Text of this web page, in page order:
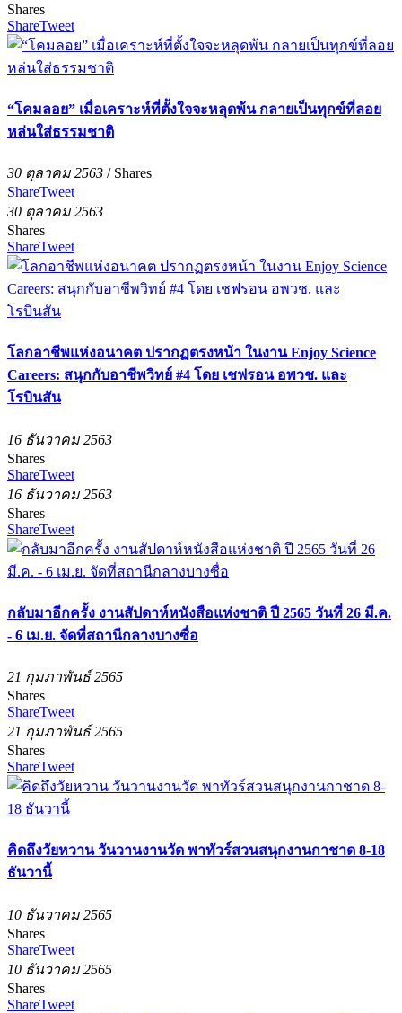
Shares
ShareTweet
“โคมลอย” เมื่อเคราะห์ที่ตั้งใจจะหลุดพ้น กลายเป็นทุกข์ที่ลอย
หล่นใส่ธรรมชาติ
30 ตุลาคม 2563 / Shares
ShareTweet
30 ตุลาคม 2563
Shares
ShareTweet
โลกอาชีพแห่งอนาคต ปรากฏตรงหน้า ในงาน Enjoy Science
Careers: สนุกกับอาชีพวิทย์ #4 โดย เชฟรอน อพวช. และ
โรบินสัน
16 ธันวาคม 2563
Shares
ShareTweet
16 ธันวาคม 2563
Shares
ShareTweet
กลับมาอีกครั้ง งานสัปดาห์หนังสือแห่งชาติ ปี 2565 วันที่ 26 มี.ค.
- 6 เม.ย. จัดที่สถานีกลางบางซื่อ
21 กุมภาพันธ์ 2565
Shares
ShareTweet
21 กุมภาพันธ์ 2565
Shares
ShareTweet
คิดถึงวัยหวาน วันวานงานวัด พาทัวร์สวนสนุกงานกาชาด 8-18
ธันวานี้
10 ธันวาคม 2565
Shares
ShareTweet
10 ธันวาคม 2565
Shares
ShareTweet